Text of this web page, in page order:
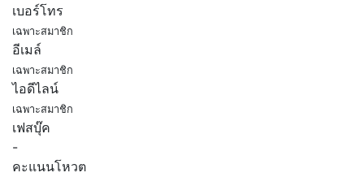
เบอร์โทร
เฉพาะสมาชิก
อีเมล์
เฉพาะสมาชิก
ไอดีไลน์
เฉพาะสมาชิก
เฟสบุ๊ค
-
คะแนนโหวต